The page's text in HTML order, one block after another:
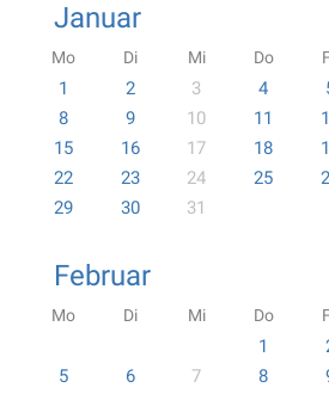
Januar
Mo Di Mi Do
1 2 3 4
8
9 10 11
15
16 17 18
22
23 24 25
29
30 31
Februar
Mo Di Mi Do
1
5
6 7 8